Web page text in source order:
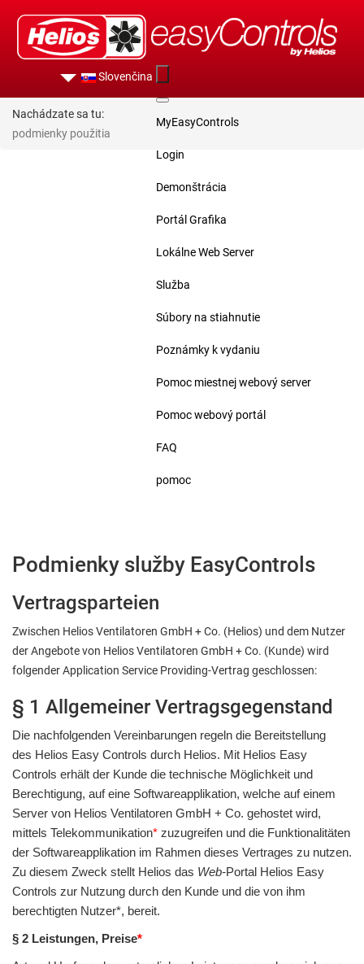
MyEasyControls
Login
Demonštrácia
Portál Grafika
Lokálne Web Server
Služba
Súbory na stiahnutie
Poznámky k vydaniu
Pomoc miestnej webový server
Pomoc webový portál
FAQ
pomoc
Slovenčina
Nachádzate sa tu:
podmienky použitia
Podmienky služby EasyControls
Vertragsparteien
Zwischen Helios Ventilatoren GmbH + Co. (Helios) und dem Nutzer
der Angebote von Helios Ventilatoren GmbH + Co. (Kunde) wird
folgender Application Service Providing-Vertrag geschlossen:
§ 1 Allgemeiner Vertragsgegenstand
Die nachfolgenden Vereinbarungen regeln die Bereitstellung
des Helios Easy Controls durch Helios. Mit Helios Easy
Controls erhält der Kunde die technische Möglichkeit und
Berechtigung, auf eine Softwareapplikation, welche auf einem
Server von Helios Ventilatoren GmbH + Co. gehostet wird,
mittels Telekommunikation* zuzugreifen und die Funktionalitäten
der Softwareapplikation im Rahmen dieses Vertrages zu nutzen.
Zu diesem Zweck stellt Helios das Web-Portal Helios Easy
Controls zur Nutzung durch den Kunde und die von ihm
berechtigten Nutzer*, bereit.
§ 2 Leistungen, Preise*